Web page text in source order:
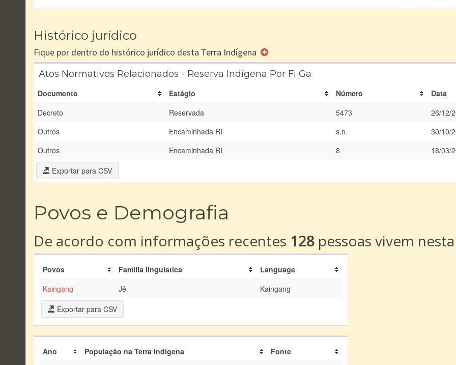
Histórico jurídico
Fique por dentro do histórico jurídico desta Terra Indígena
Atos Normativos Relacionados - Reserva Indígena Por Fi Ga
Documento Estágio Número
Data
Decreto
Reservada 5473
26/12/
Outros
Encaminhada RI s.n.
30/10/
Outros
Encaminhada RI 8
18/03/
Exportar para CSV
Povos e Demografia
De acordo com informações recentes 128 pessoas vivem
Povos Família linguística
Language
Kaingang
Jê
Kaingang
Exportar para CSV
Ano População na Terra Indígena
Fonte